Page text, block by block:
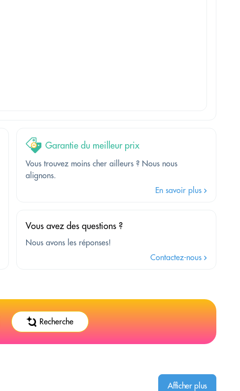
Garantie du meilleur prix
Vous trouvez moins cher ailleurs ? Nous nous
alignons.
En savoir plus
Vous avez des questions ?
Nous avons les réponses!
Contactez-nous
Recherche
Afficher plus